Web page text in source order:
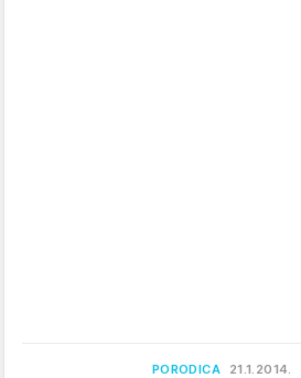
PORODICA 21.1.2014.